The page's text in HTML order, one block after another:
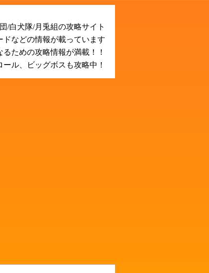
/白犬隊/月兎組の攻略サイト
などの情報が載っています
ための攻略情報が満載！！
ル、ビッグボスも攻略中！